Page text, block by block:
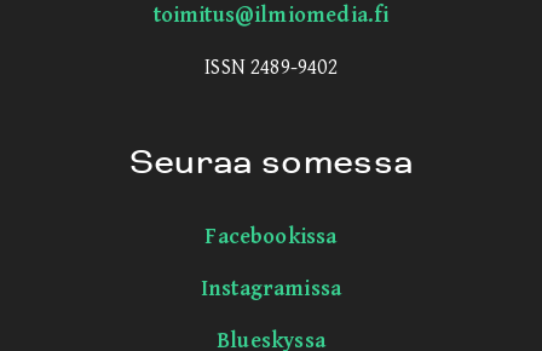
toimitus@ilmiomedia.fi
ISSN 2489-9402
Seuraa somessa
Facebookissa
Instagramissa
Blueskyssa